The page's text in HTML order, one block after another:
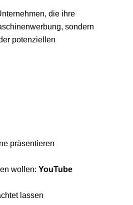
die ihre
sondern
potenziellen
präsentieren
wollen: YouTube
lassen